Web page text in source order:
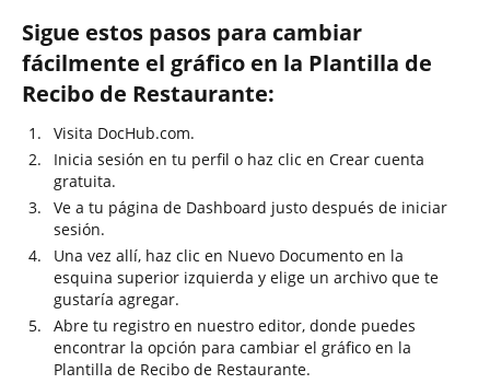
Sigue estos pasos para cambiar
fácilmente el gráfico en la Plantilla de
Recibo de Restaurante:
Visita DocHub.com.
Inicia sesión en tu perfil o haz clic en Crear cuenta
gratuita.
Ve a tu página de Dashboard justo después de iniciar
sesión.
Una vez allí, haz clic en Nuevo Documento en la
esquina superior izquierda y elige un archivo que te
gustaría agregar.
Abre tu registro en nuestro editor, donde puedes
encontrar la opción para cambiar el gráfico en la
Plantilla de Recibo de Restaurante.